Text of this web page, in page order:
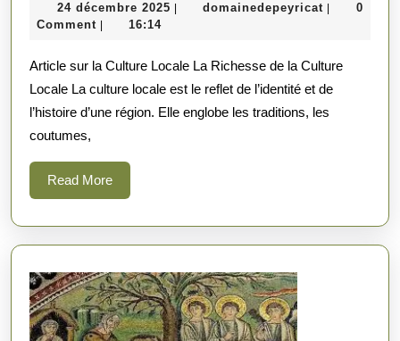
Richesse
la
Culture
Locale
24 décembre 2025 24| domainedepeyricat |
0
Comment | 16:14
Article sur la Culture Locale La Richesse de la Culture
Locale La culture locale est le reflet de l’identité et de
l’histoire d’une région. Elle englobe les traditions, les
coutumes,
Read MoreRead
More